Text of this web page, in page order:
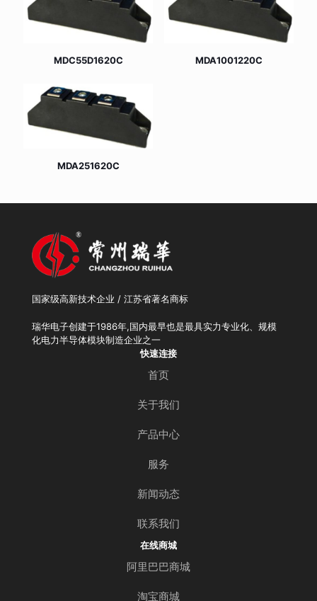
MDC55D1620C MDA1001220C
MDA251620C
国家级高新技术企业 / 江苏省著名商标
瑞华电子创建于1986年,国内最早也是最具实力专业化、规模
化电力半导体模块制造企业之一
快速连接
首页
关于我们
产品中心
服务
新闻动态
联系我们
在线商城
阿里巴巴商城
淘宝商城